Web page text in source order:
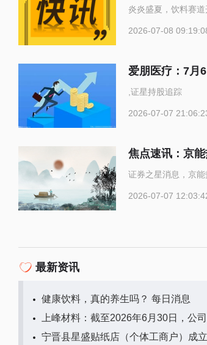
炎炎盛夏，饮料赛
2026-07-08
爱朋医疗：7月
,证星持股追踪
2026-07-07
焦点速讯：京
证券之星消息，京
2026-07-07
最新资讯
健康饮料，真的养生吗？ 每日消息
上峰材料：截至2026年6月30日，公
宁晋县星盛贴纸店（个体工商户）成